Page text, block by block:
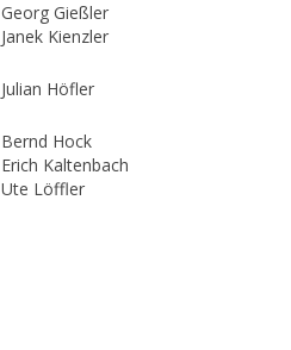
Georg Gießler
Janek Kienzler
Julian Höfler
Bernd Hock
Erich Kaltenbach
Ute Löffler